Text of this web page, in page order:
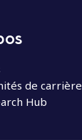
de carrière
Hub